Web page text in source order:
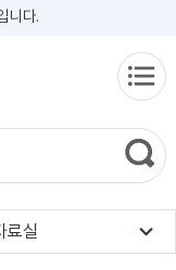
니다.
료실